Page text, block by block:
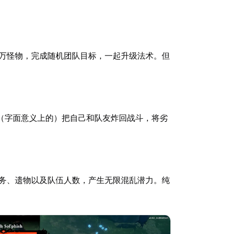
怪物，完成随机团队目标，一起升级法术。但
字面意义上的）把自己和队友炸回战斗，将劣
、遗物以及队伍人数，产生无限混乱潜力。纯